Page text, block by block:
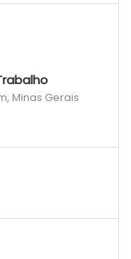
Minas Gerais